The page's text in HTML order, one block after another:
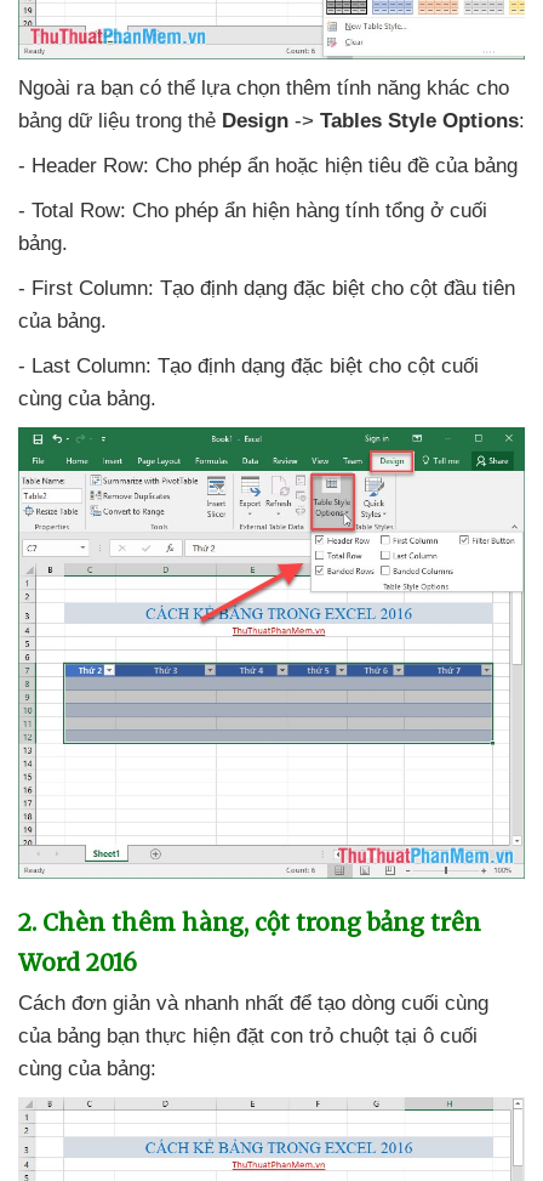
Ngoài ra bạn có thể lựa chọn thêm tính năng khác cho
bảng dữ liệu trong thẻ Design -> Tables Style Options:
- Header Row: Cho phép ẩn hoặc hiện tiêu đề của bảng
- Total Row: Cho phép ẩn hiện hàng tính tổng ở cuối
bảng.
- First Column: Tạo định dạng đặc biệt cho cột đầu tiên
của bảng.
- Last Column: Tạo định dạng đặc biệt cho cột cuối
cùng của bảng.
2. Chèn thêm hàng, cột trong bảng trên
Word 2016
Cách đơn giản và nhanh nhất để tạo dòng cuối cùng
của bảng bạn thực hiện đặt con trỏ chuột tại ô cuối
cùng của bảng: